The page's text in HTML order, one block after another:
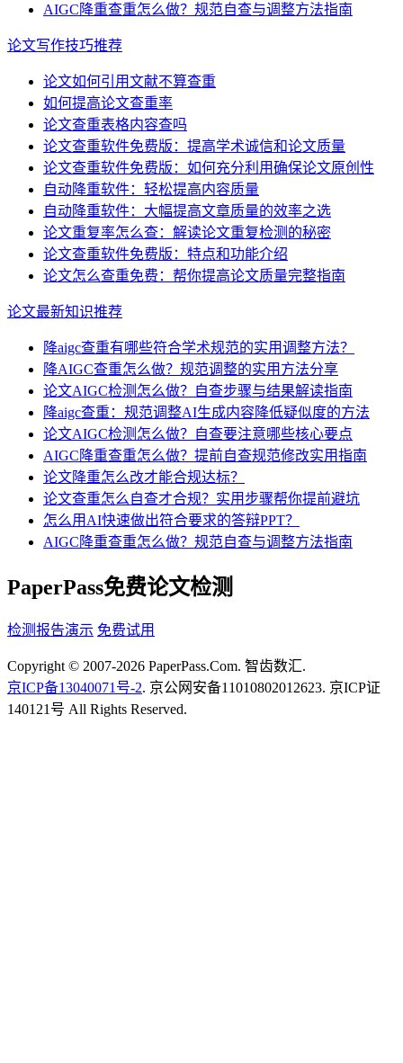
AIGC降重查重怎么做？规范自查与调整方法指南
论文写作技巧推荐
论文如何引用文献不算查重
如何提高论文查重率
论文查重表格内容查吗
论文查重软件免费版：提高学术诚信和论文质量
论文查重软件免费版：如何充分利用确保论文原创性
自动降重软件：轻松提高内容质量
自动降重软件：大幅提高文章质量的效率之选
论文重复率怎么查：解读论文重复检测的秘密
论文查重软件免费版：特点和功能介绍
论文怎么查重免费：帮你提高论文质量完整指南
论文最新知识推荐
降aigc查重有哪些符合学术规范的实用调整方法？
降AIGC查重怎么做？规范调整的实用方法分享
论文AIGC检测怎么做？自查步骤与结果解读指南
降aigc查重：规范调整AI生成内容降低疑似度的方法
论文AIGC检测怎么做？自查要注意哪些核心要点
AIGC降重查重怎么做？提前自查规范修改实用指南
论文降重怎么改才能合规达标？
论文查重怎么自查才合规？实用步骤帮你提前避坑
怎么用AI快速做出符合要求的答辩PPT？
AIGC降重查重怎么做？规范自查与调整方法指南
PaperPass免费论文检测
检测报告演示 免费试用
Copyright © 2007-2026 PaperPass.Com. 智齿数汇.
京ICP备13040071号-2. 京公网安备11010802012623. 京ICP证
140121号 All Rights Reserved.